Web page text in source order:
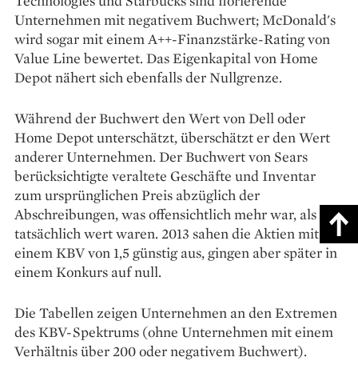
Unternehmen mit negativem Buchwert; McDonald's
wird sogar mit einem A++-Finanzstärke-Rating von
Value Line bewertet. Das Eigenkapital von Home
Depot nähert sich ebenfalls der Nullgrenze.
Während der Buchwert den Wert von Dell oder
Home Depot unterschätzt, überschätzt er den Wert
anderer Unternehmen. Der Buchwert von Sears
berücksichtigte veraltete Geschäfte und Inventar
zum ursprünglichen Preis abzüglich der
Abschreibungen, was offensichtlich mehr war, als sie
tatsächlich wert waren. 2013 sahen die Aktien mit
einem KBV von 1,5 günstig aus, gingen aber später in
einem Konkurs auf null.
Die Tabellen zeigen Unternehmen an den Extremen
des KBV-Spektrums (ohne Unternehmen mit einem
Verhältnis über 200 oder negativem Buchwert).